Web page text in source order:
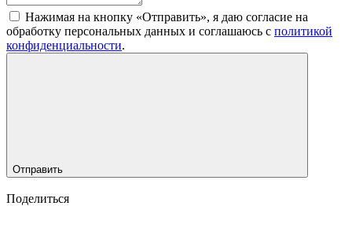
Нажимая на кнопку «Отправить», я даю согласие на
обработку персональных данных и соглашаюсь c политикой
конфиденциальности.
Отправить
Поделиться